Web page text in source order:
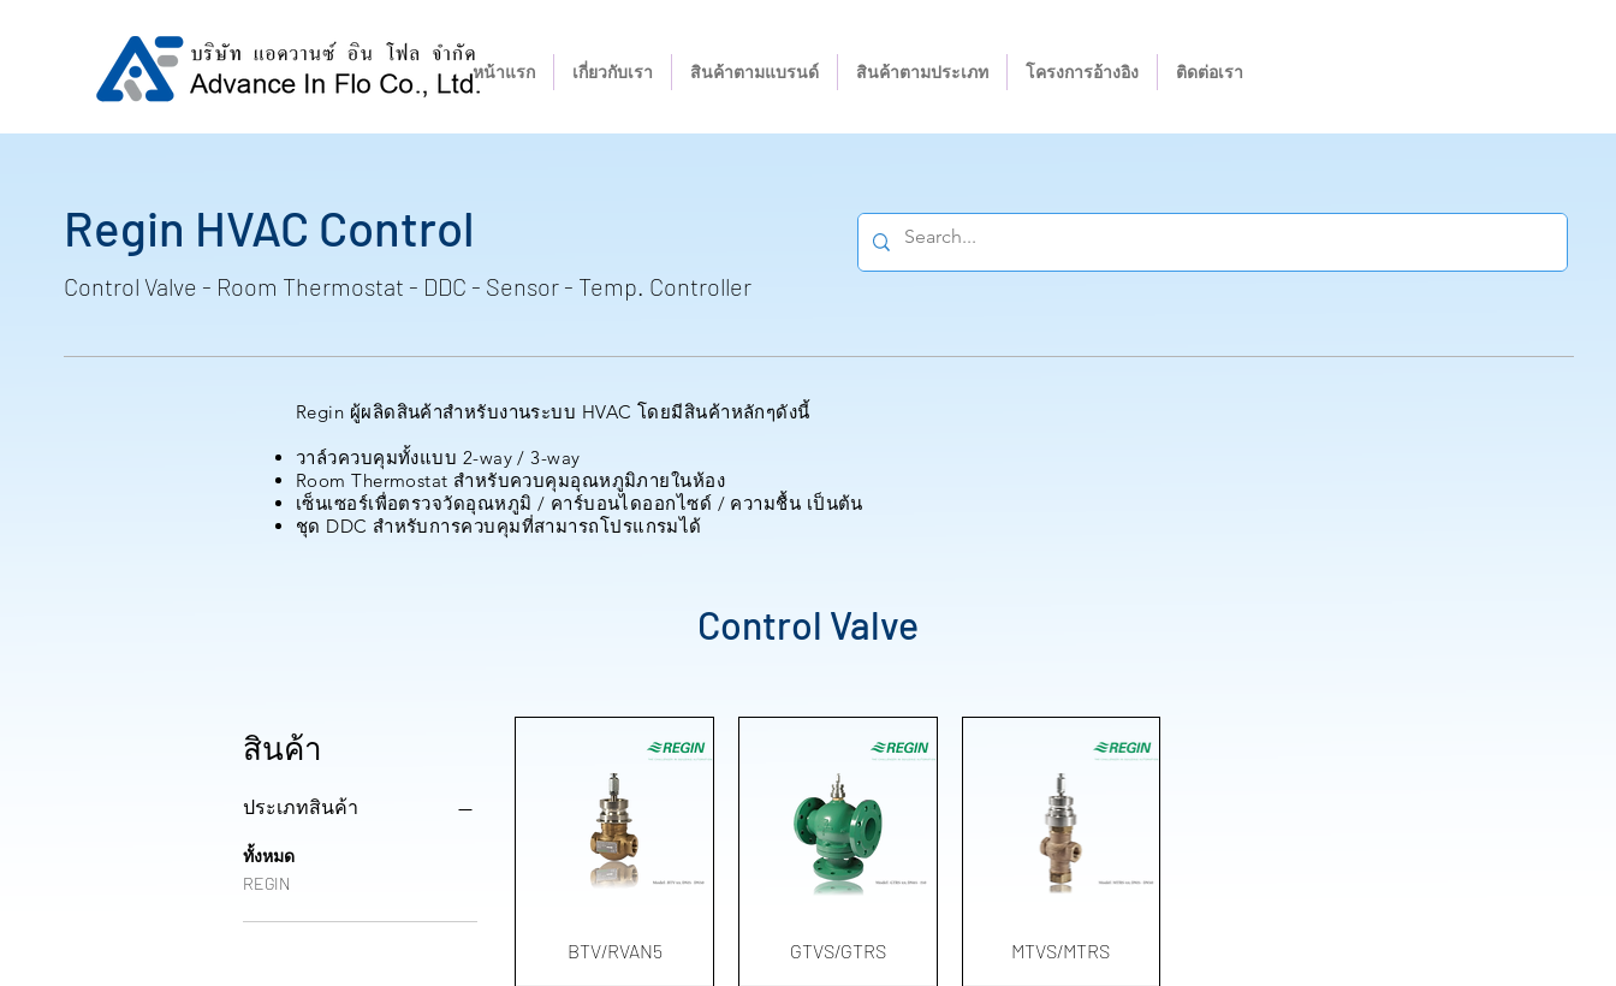
หน้าแรก เกี่ยวกับเรา สินค้าตามแบรนด์ สินค้าตามประเภท โครงการอ้างอิง ติดต่อเรา
Regin HVAC Control
Control Valve - Room Thermostat - DDC - Sensor - Temp. Controller
Regin ผู้ผลิดสินค้าสำหรับงานระบบ HVAC โดยมีสินค้าหลักๆดังนี้
วาล์วควบคุมทั้งแบบ 2-way / 3-way
Room Thermostat สำหรับควบคุมอุณหภูมิภายในห้อง
เซ็นเซอร์เพื่อตรวจวัดอุณหภูมิ / คาร์บอนไดออกไซด์ / ความชื้น เป็นต้น
ชุด DDC สำหรับการควบคุมที่สามารถโปรแกรมได้
Control Valve
สินค้า
ประเภทสินค้า
ทั้งหมด
REGIN
ดูข้อมูลด่วน
BTV/RVAN5 ดูข้อมูลด่วน
GTVS/GTRS ดูข้อมูลด่วน
MTVS/MTRS